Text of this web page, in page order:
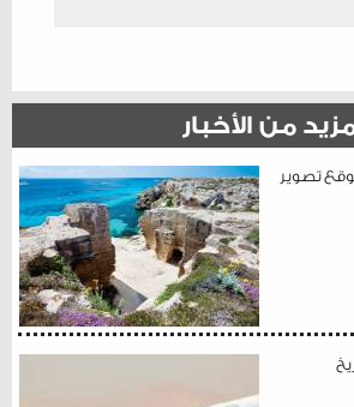
من الأخبار
تصوير